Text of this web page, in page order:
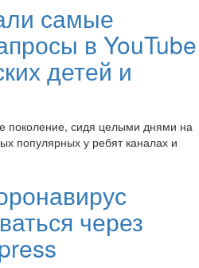
самые
в YouTube
детей и
поколение, сидя целыми днями на
популярных у ребят каналах и
через